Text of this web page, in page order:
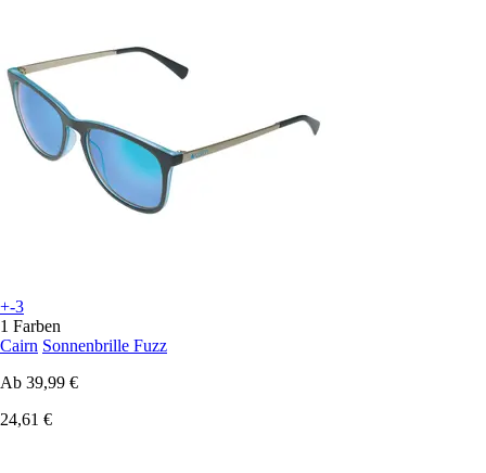
+-3
1 Farben
Cairn Sonnenbrille Fuzz
Ab 39,99 €
24,61 €